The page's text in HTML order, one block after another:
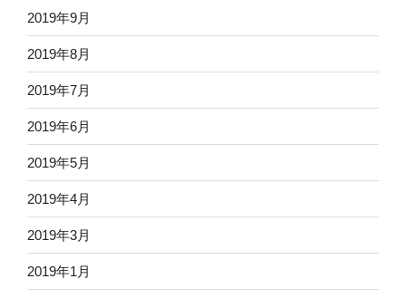
2019年9月
2019年8月
2019年7月
2019年6月
2019年5月
2019年4月
2019年3月
2019年1月